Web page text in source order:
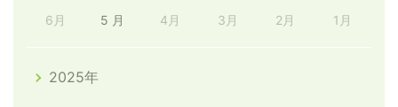
6月 5 月 4月 3月 2月 1月
2025年